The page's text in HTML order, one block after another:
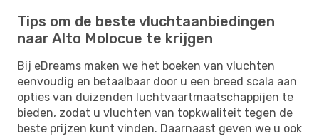
Tips om de beste vluchtaanbiedingen
naar Alto Molocue te krijgen
Bij eDreams maken we het boeken van vluchten
eenvoudig en betaalbaar door u een breed scala aan
opties van duizenden luchtvaartmaatschappijen te
bieden, zodat u vluchten van topkwaliteit tegen de
beste prijzen kunt vinden. Daarnaast geven we u ook